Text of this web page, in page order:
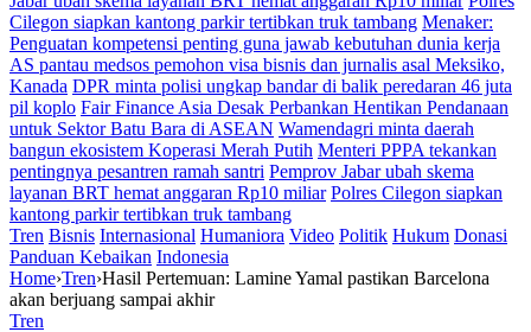
Cilegon siapkan kantong parkir tertibkan truk tambang Menaker:
Penguatan kompetensi penting guna jawab kebutuhan dunia kerja
AS pantau medsos pemohon visa bisnis dan jurnalis asal Meksiko,
Kanada DPR minta polisi ungkap bandar di balik peredaran 46 juta
pil koplo Fair Finance Asia Desak Perbankan Hentikan Pendanaan
untuk Sektor Batu Bara di ASEAN Wamendagri minta daerah
bangun ekosistem Koperasi Merah Putih Menteri PPPA tekankan
pentingnya pesantren ramah santri Pemprov Jabar ubah skema
layanan BRT hemat anggaran Rp10 miliar Polres Cilegon siapkan
kantong parkir tertibkan truk tambang
Tren Bisnis Internasional Humaniora Video Politik Hukum Donasi
Panduan Kebaikan Indonesia
Home›Tren›Hasil Pertemuan: Lamine Yamal pastikan Barcelona
akan berjuang sampai akhir
Tren